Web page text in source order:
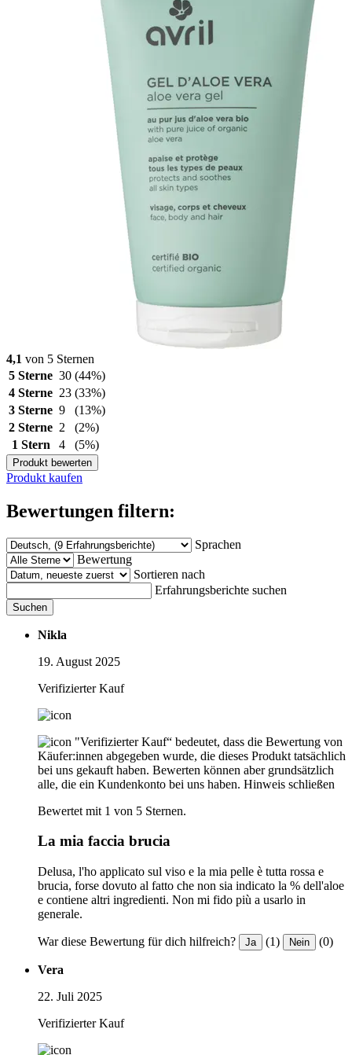
4,1 von 5 Sternen
5 Sterne 30 (44%)
4 Sterne 23 (33%)
3 Sterne 9
(13%)
2 Sterne 2
(2%)
1 Stern
4 (5%)
Produkt bewerten
Produkt kaufen
Bewertungen filtern:
Sprachen
Bewertung
Sortieren nach
Erfahrungsberichte suchen
Suchen
Nikla
19. August 2025
Verifizierter Kauf
"Verifizierter Kauf“ bedeutet, dass die Bewertung von
Käufer:innen abgegeben wurde, die dieses Produkt tatsächlich
bei uns gekauft haben. Bewerten können aber grundsätzlich
alle, die ein Kundenkonto bei uns haben. Hinweis schließen
Bewertet mit 1 von 5 Sternen.
La mia faccia brucia
Delusa, l'ho applicato sul viso e la mia pelle è tutta rossa e
brucia, forse dovuto al fatto che non sia indicato la % dell'aloe
e contiene altri ingredienti. Non mi fido più a usarlo in
generale.
War diese Bewertung für dich hilfreich? Ja (1) Nein (0)
Vera
22. Juli 2025
Verifizierter Kauf